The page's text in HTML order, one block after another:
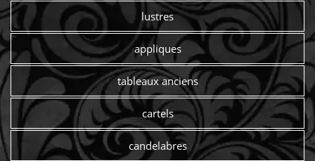
lustres
appliques
tableaux anciens
cartels
candelabres